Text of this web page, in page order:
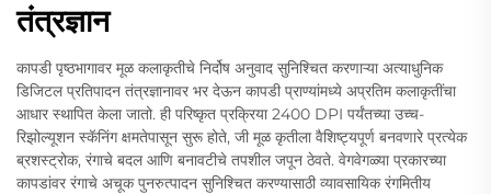
तंत्रज्ञान
कापडी पृष्ठभागावर मूळ कलाकृतीचे निर्दोष अनुवाद सुनिश्चित करणाऱ्या अत्याधुनिक
डिजिटल प्रतिपादन तंत्रज्ञानावर भर देऊन कापडी प्राण्यांमध्ये अप्रतिम कलाकृतींचा
आधार स्थापित केला जातो. ही परिष्कृत प्रक्रिया 2400 DPI पर्यंतच्या उच्च-
रिझोल्यूशन स्कॅनिंग क्षमतेपासून सुरू होते, जी मूळ कृतीला वैशिष्ट्यपूर्ण बनवणारे प्रत्येक
ब्रशस्ट्रोक, रंगाचे बदल आणि बनावटीचे तपशील जपून ठेवते. वेगवेगळ्या प्रकारच्या
कापडांवर रंगाचे अचूक पुनरुत्पादन सुनिश्चित करण्यासाठी व्यावसायिक रंगमितीय